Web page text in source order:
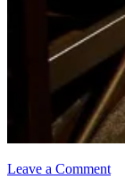
Leave a Comment